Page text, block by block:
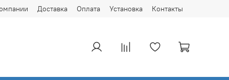
Доставка Оплата Установка Контакты